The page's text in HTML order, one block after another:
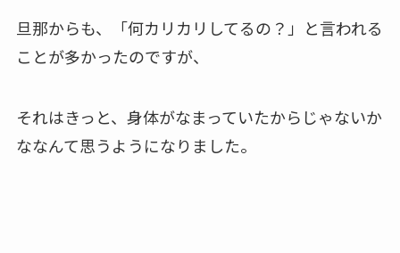
旦那からも、「何カリカリしてるの？」と言われる
ことが多かったのですが、
それはきっと、身体がなまっていたからじゃないか
ななんて思うようになりました。